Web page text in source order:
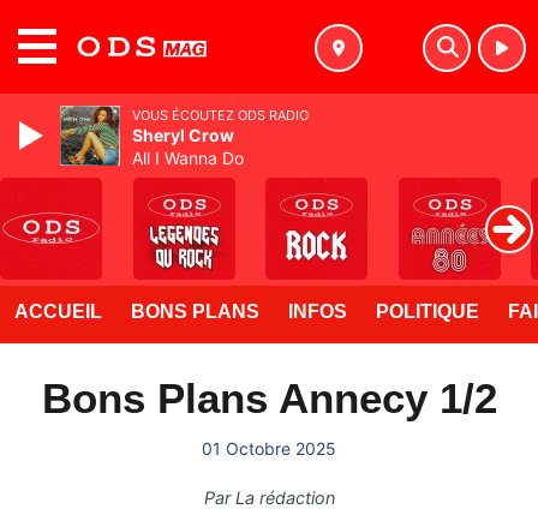
ACCUEIL BONS PLANS INFOS POLITIQUE
Bons Plans Annecy 1/2
01 Octobre 2025
ParLa rédaction
VOUS ÉCOUTEZ ODS RADIO
Sheryl Crow
All I Wanna Do